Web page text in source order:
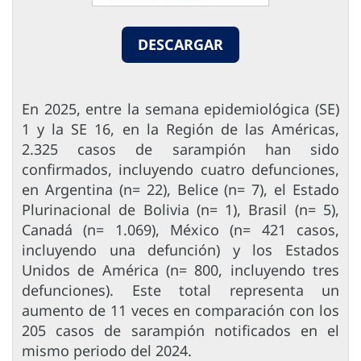
DESCARGAR
En 2025, entre la semana epidemiológica (SE)
1 y la SE 16, en la Región de las Américas,
2.325 casos de sarampión han sido
confirmados, incluyendo cuatro defunciones,
en Argentina (n= 22), Belice (n= 7), el Estado
Plurinacional de Bolivia (n= 1), Brasil (n= 5),
Canadá (n= 1.069), México (n= 421 casos,
incluyendo una defunción) y los Estados
Unidos de América (n= 800, incluyendo tres
defunciones). Este total representa un
aumento de 11 veces en comparación con los
205 casos de sarampión notificados en el
mismo periodo del 2024.